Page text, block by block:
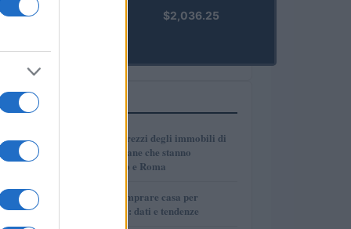
PRIME)
$2,036.25
PIÙ LETTI
1
Dove crescono i prezzi degli immobili di
lusso: le città italiane che stanno
superando Milano e Roma
2
Dove conviene comprare casa per
affittarla nel 2026: dati e tendenze